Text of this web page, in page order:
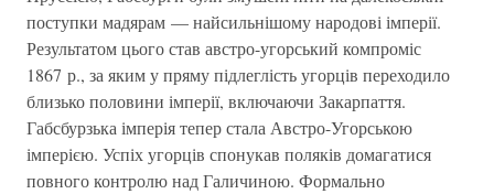
поступки мадярам — найсильнішому народові імперії.
Результатом цього став австро-угорський компроміс
1867 р., за яким у пряму підлеглість угорців переходило
близько половини імперії, включаючи Закарпаття.
Габсбурзька імперія тепер стала Австро-Угорською
імперією. Успіх угорців спонукав поляків домагатися
повного контролю над Галичиною. Формально